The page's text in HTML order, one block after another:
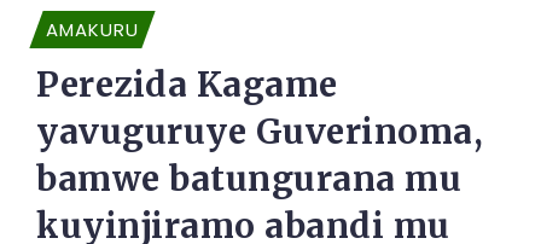
AMAKURU
Perezida Kagame
yavuguruye Guverinoma,
bamwe batungurana mu
kuyinjiramo abandi mu